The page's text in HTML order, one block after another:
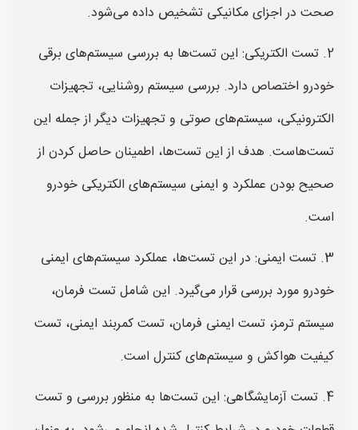
صحت در اجزای مکانیکی تشخیص داده می‌شود.
2. تست الکتریکی: این تست‌ها به بررسی سیستم‌های برقی
خودرو اختصاص دارد. بررسی سیستم روشنایی، تجهیزات
الکترونیکی، سیستم‌های صوتی و تجهیزات دیگر از جمله این
تست‌هاست. هدف از این تست‌ها، اطمینان حاصل کردن از
صحیح بودن عملکرد و ایمنی سیستم‌های الکتریکی خودرو
است.
3. تست ایمنی: در این تست‌ها، عملکرد سیستم‌های ایمنی
خودرو مورد بررسی قرار می‌گیرد. این شامل تست فرمان،
سیستم ترمز، تست ایمنی فرمان، تست کمربند ایمنی، تست
کیفیت هواکش و سیستم‌های کنترل است.
4. تست آزمایشگاهی: این تست‌ها به منظور بررسی و تست